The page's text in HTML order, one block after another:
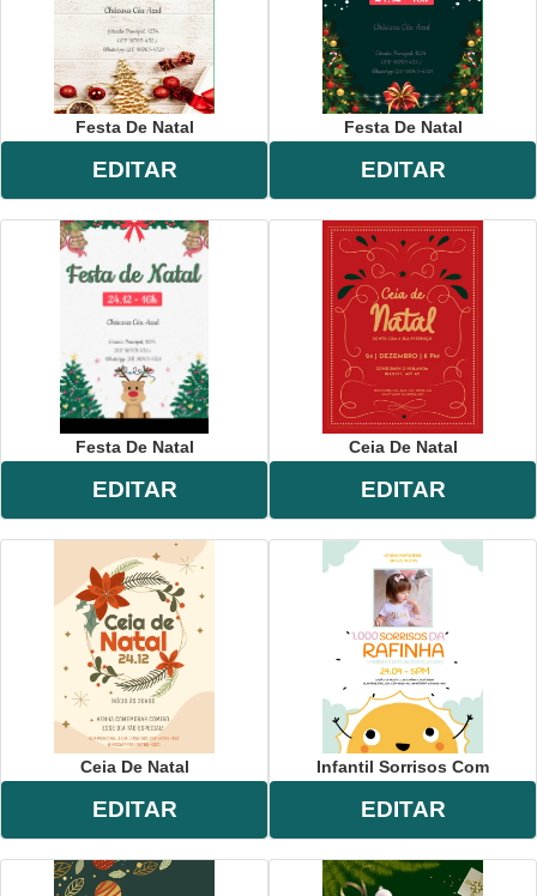
Festa De Natal
EDITAR
Festa De Natal
EDITAR
Festa De Natal
EDITAR
Ceia De Natal
EDITAR
Ceia De Natal
EDITAR
Infantil Sorrisos Com
EDITAR